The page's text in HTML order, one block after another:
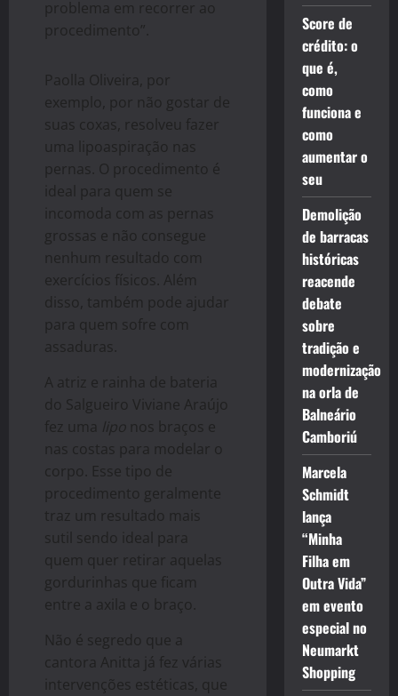
problema em recorrer ao
procedimento”.
Paolla Oliveira, por
exemplo, por não gostar de
suas coxas, resolveu fazer
uma lipoaspiração nas
pernas. O procedimento é
ideal para quem se
incomoda com as pernas
grossas e não consegue
nenhum resultado com
exercícios físicos. Além
disso, também pode ajudar
para quem sofre com
assaduras.
A atriz e rainha de bateria
do Salgueiro Viviane Araújo
fez uma lipo nos braços e
nas costas para modelar o
corpo. Esse tipo de
procedimento geralmente
traz um resultado mais
sutil sendo ideal para
quem quer retirar aquelas
gordurinhas que ficam
entre a axila e o braço.
Não é segredo que a
cantora Anitta já fez várias
intervenções estéticas, que
Score de
crédito: o
que é,
como
funciona e
como
aumentar o
seu
Demolição
de barracas
históricas
reacende
debate
sobre
tradição e
modernização
na orla de
Balneário
Camboriú
Marcela
Schmidt
lança
“Minha
Filha em
Outra Vida”
em evento
especial no
Neumarkt
Shopping